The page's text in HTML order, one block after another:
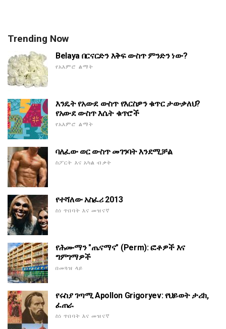
Trending Now
Belaya በርናርድን እቅፍ ውስጥ ምንድን ነው?
የአእምሮ ልማት
እንዴት የአውደ ውስጥ የእርስዎን ቁጥር ታውቃለህ?
የአውደ ውስጥ እሴት ቁጥሮች
የአእምሮ ልማት
ባለፈው ወር ውስጥ መገንባት እንደሚቻል
ስፖርት እና አካል ብቃት
የተሻለው አስፈሪ 2013
ስነ ጥበባት እና መዝናኛ
የሕሙማን "ጤናማና" (Perm): ፎቶዎች እና
ግምገማዎች
በመጓዝ ላይ
የሩስያ ገጣሚ Apollon Grigoryev: የህይወት ታሪክ,
ፈጠራ
ስነ ጥበባት እና መዝናኛ